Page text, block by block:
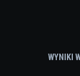
WYNIKI